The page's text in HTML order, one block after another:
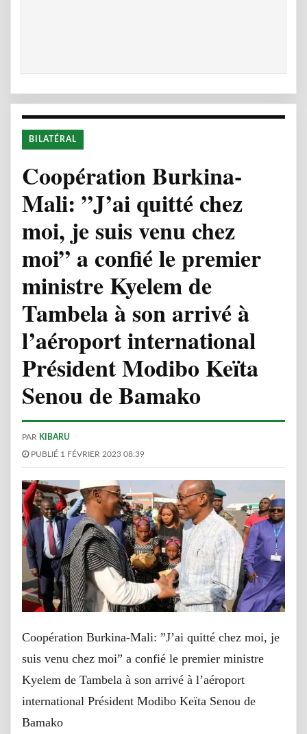
BILATÉRAL
Coopération Burkina-
Mali: ”J’ai quitté chez
moi, je suis venu chez
moi” a confié le premier
ministre Kyelem de
Tambela à son arrivé à
l’aéroport international
Président Modibo Keïta
Senou de Bamako
PAR KIBARU
PUBLIÉ 1 FÉVRIER 2023 08:39
Coopération Burkina-Mali: ”J’ai quitté chez moi, je
suis venu chez moi” a confié le premier ministre
Kyelem de Tambela à son arrivé à l’aéroport
international Président Modibo Keïta Senou de
Bamako